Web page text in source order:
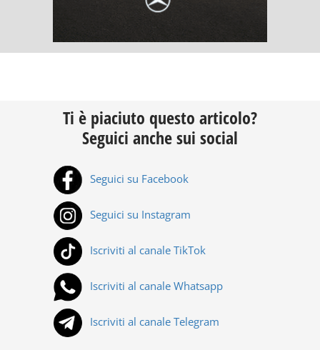
Ti è piaciuto questo articolo?
Seguici anche sui social
Seguici su Facebook
Seguici su Instagram
Iscriviti al canale TikTok
Iscriviti al canale Whatsapp
Iscriviti al canale Telegram